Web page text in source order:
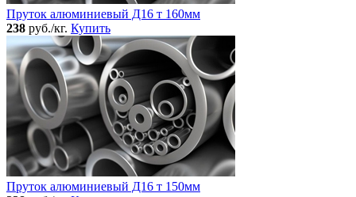
Пруток алюминиевый Д16 т 160мм
238 руб./кг. Купить
Пруток алюминиевый Д16 т 150мм